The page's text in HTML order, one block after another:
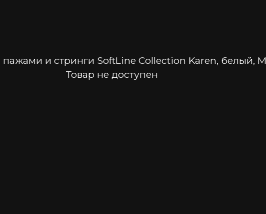
пажами и стринги SoftLine Collection Karen, белый, M
Товар не доступен